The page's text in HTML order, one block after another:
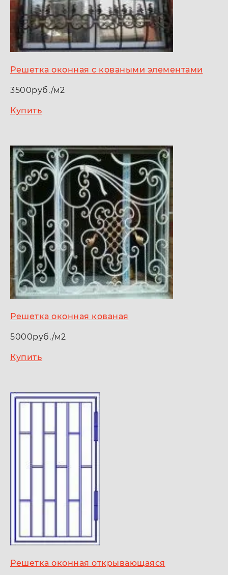
Решетка оконная с коваными элементами
3500руб./м2
Купить
Решетка оконная кованая
5000руб./м2
Купить
Решетка оконная открывающаяся